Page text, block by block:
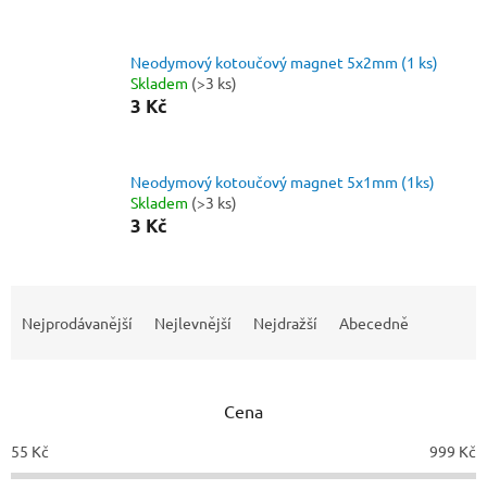
Neodymový kotoučový magnet 5x2mm (1 ks)
Skladem (>3 ks)
3 Kč
Neodymový kotoučový magnet 5x1mm (1ks)
Skladem (>3 ks)
3 Kč
r
o
Nejprodávanější Nejlevnější Nejdražší Abecedně
Cena
55 Kč 999 Kč